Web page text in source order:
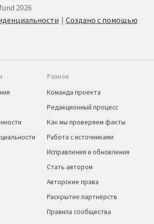
2026
Создано с помощью
Разное
Команда проекта
Редакционный процесс
Как мы проверяем факты
Работа с источниками
Исправления и обновления
Стать автором
Авторские права
Раскрытие партнёрств
Правила сообщества